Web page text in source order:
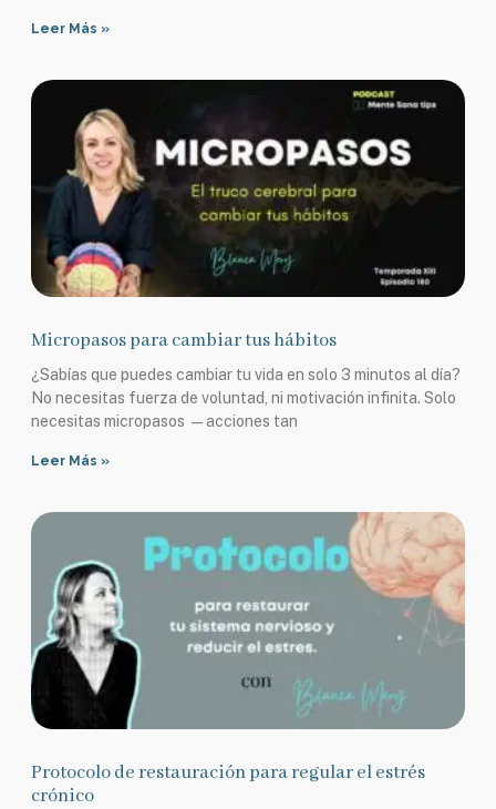
Leer Más »
Micropasos para cambiar tus hábitos
¿Sabías que puedes cambiar tu vida en solo 3 minutos al día?
No necesitas fuerza de voluntad, ni motivación infinita. Solo
necesitas micropasos —acciones tan
Leer Más »
Protocolo de restauración para regular el estrés
crónico